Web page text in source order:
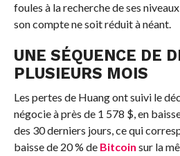
foules à la recherche de ses
son compte ne soit réduit à néant.
UNE SÉQUENCE DE
PLUSIEURS MOIS
Les pertes de Huang ont suivi le
négocie à près de 1 578 $, en
des 30 derniers jours, ce qui
baisse de 20 % de Bitcoin sur la